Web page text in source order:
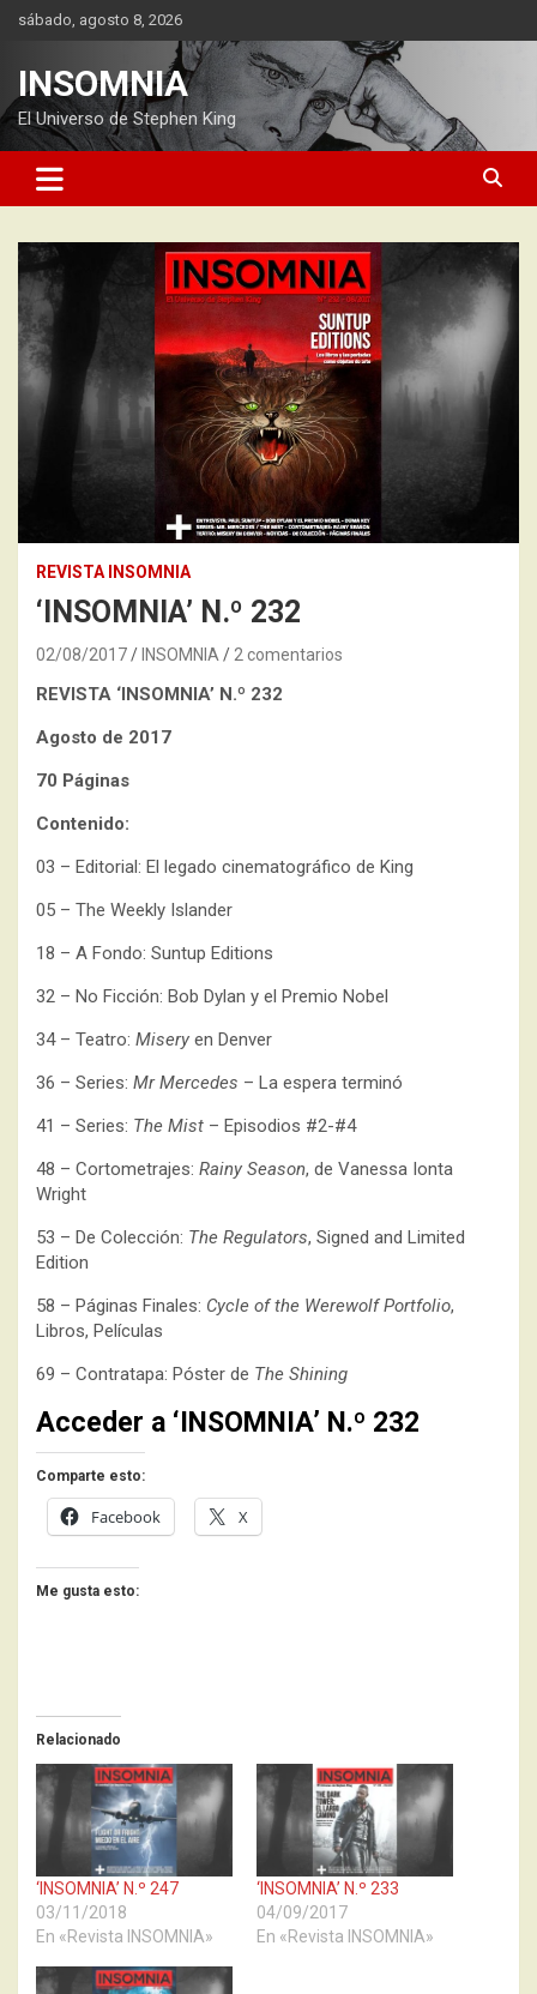
Saltarsábado, agosto 8, 2026
INSOMNIA
El Universo de Stephen King
REVISTA INSOMNIA
‘INSOMNIA’ N.º 232
02/08/2017 INSOMNIA 2 comentarios
REVISTA ‘INSOMNIA’ N.º 232
Agosto de 2017
70 Páginas
Contenido:
03 – Editorial: El legado cinematográfico de King
05 – The Weekly Islander
18 – A Fondo: Suntup Editions
32 – No Ficción: Bob Dylan y el Premio Nobel
34 – Teatro: Misery en Denver
36 – Series: Mr Mercedes – La espera terminó
41 – Series: The Mist – Episodios #2-#4
48 – Cortometrajes: Rainy Season, de Vanessa Ionta
Wright
53 – De Colección: The Regulators, Signed and Limited
Edition
58 – Páginas Finales: Cycle of the Werewolf Portfolio,
Libros, Películas
69 – Contratapa: Póster de The Shining
Acceder a ‘INSOMNIA’ N.º 232
Comparte esto:
Facebook X
Me gusta esto:
Relacionado
‘INSOMNIA’ N.º 247
03/11/2018
En «Revista INSOMNIA»
‘INSOMNIA’ N.º 233
04/09/2017
En «Revista INSOMNIA»